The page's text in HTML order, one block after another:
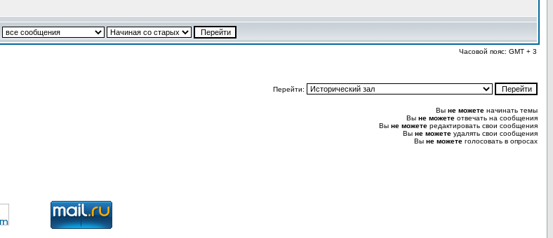
Часовой пояс: GMT + 3
Перейти:
Вы не можете начинать темы
Вы не можете отвечать на сообщения
Вы не можете редактировать свои сообщения
Вы не можете удалять свои сообщения
Вы не можете голосовать в опросах